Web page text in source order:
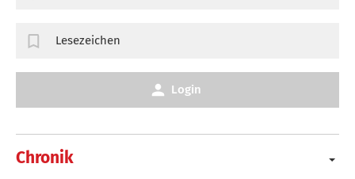
Chronik
Lesezeichen
Login